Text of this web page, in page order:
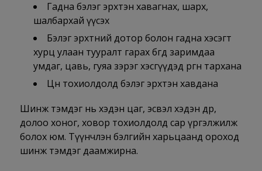
Гадна бэлэг эрхтэн хавагнах, шарх,
шалбархай үүсэх
Бэлэг эрхтний дотор болон гадна хэсэгт
хурц улаан тууралт гарах бөгөөд заримдаа
умдаг, цавь, гуяа зэрэг хэсгүүдэд өргөн тархана
Цөөн тохиолдолд бэлэг эрхтэн хавдана
Шинж тэмдэг нь хэдэн цаг, эсвэл хэдэн өдөр,
долоо хоног, ховор тохиолдолд сар үргэлжилж
болох юм. Түүнчлэн бэлгийн харьцаанд ороход
шинж тэмдэг даамжирна.